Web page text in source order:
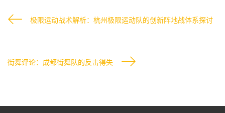
极限运动战术解析：杭州极限运动队的创新阵地战体系探讨
街舞评论：成都街舞队的反击得失